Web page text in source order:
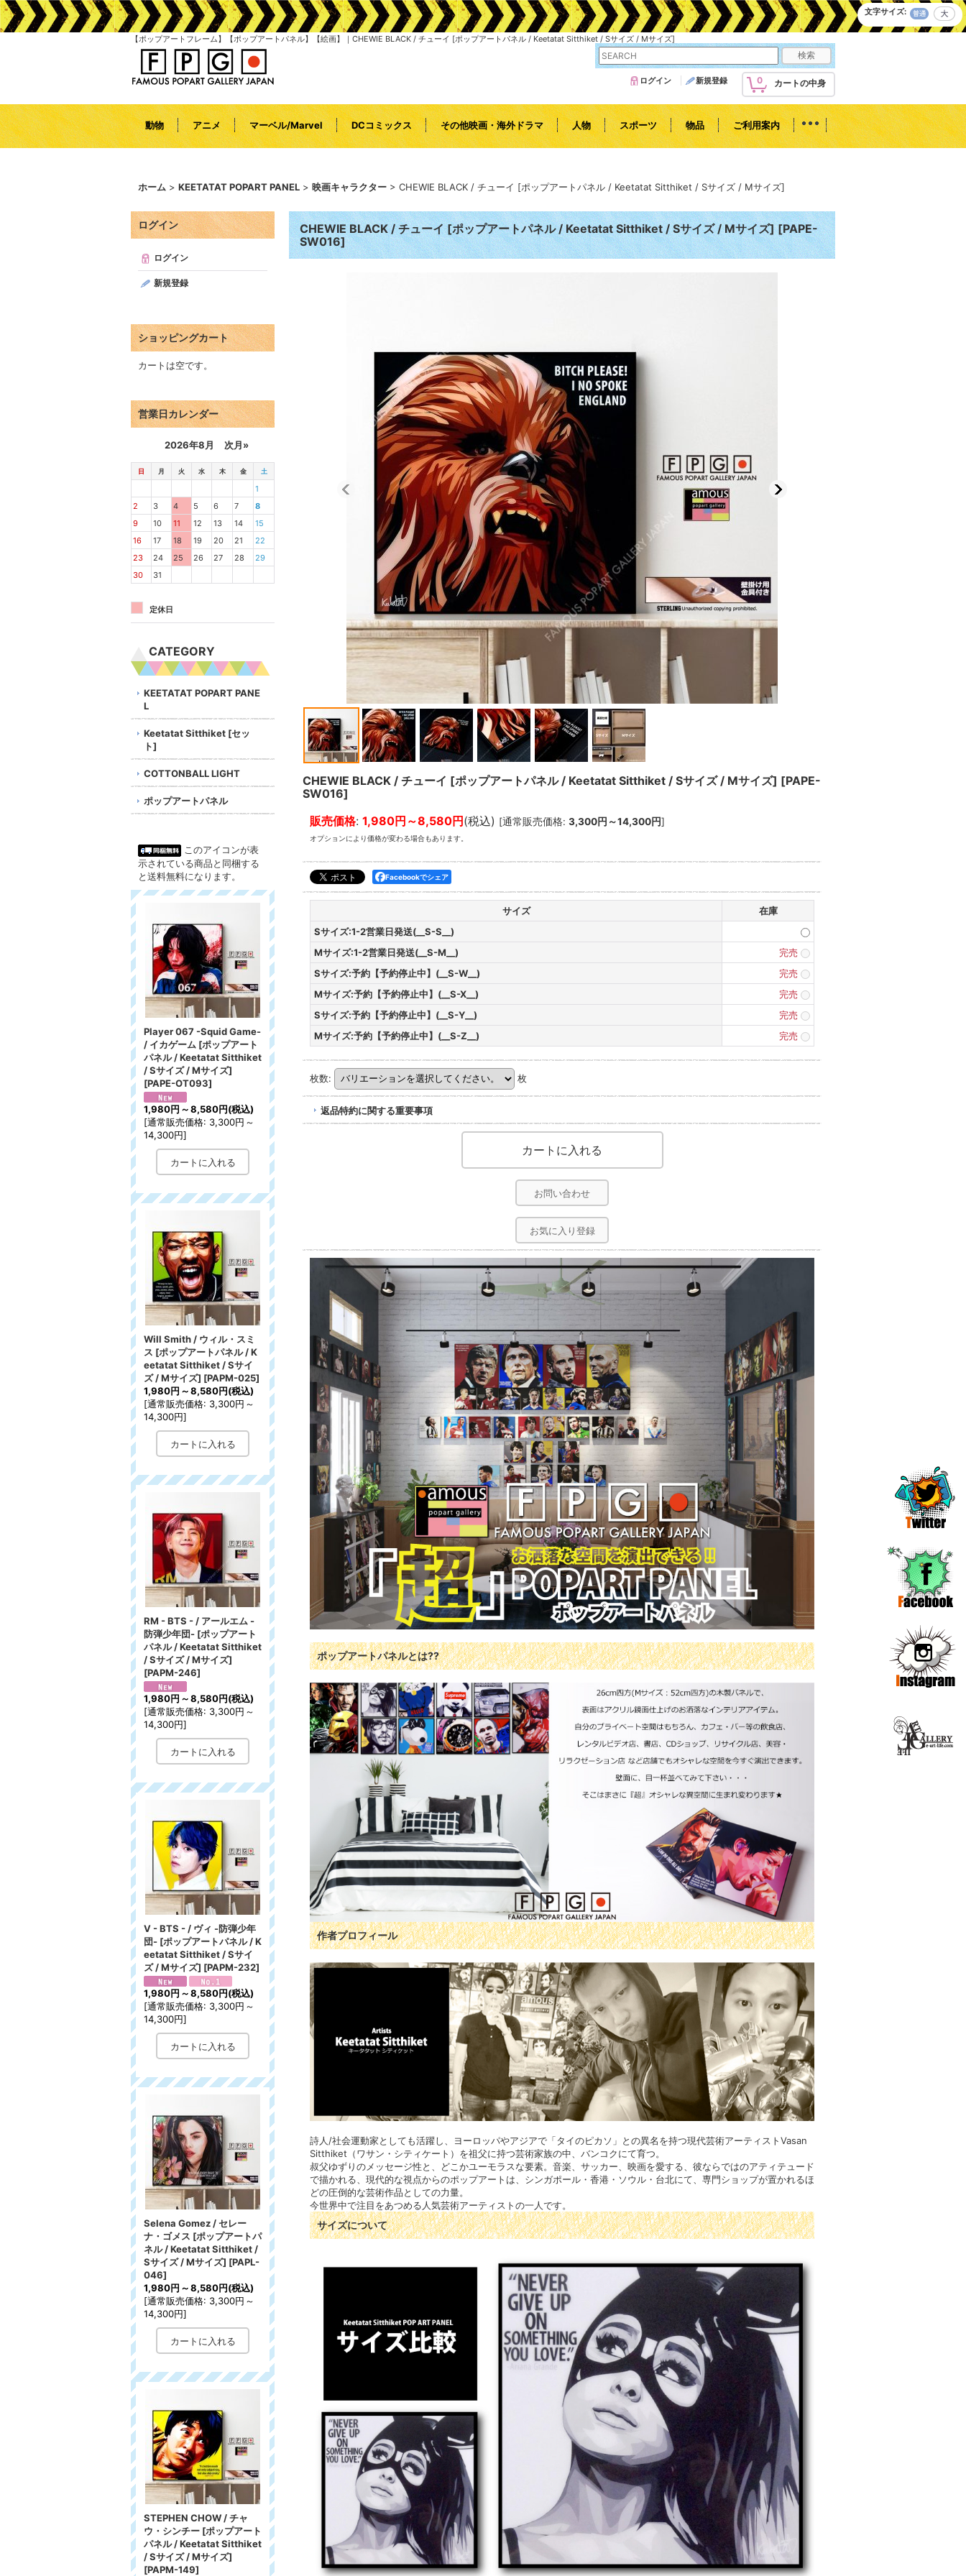
【ポップアートフレーム】【ポップアートパネル】【絵画】｜CHEWIE BLACK / チューイ [ポップアートパネル / Keetatat Sitthiket / Sサイズ / Mサイズ]
文字サイズ:
0 カートの中身
ログイン 新規登録
動物 アニメ マーベル/Marvel DCコミックス その他映画・海外ドラマ 人物 スポーツ 物品 ご利用案内
ホーム > KEETATAT POPART PANEL > 映画キャラクター > CHEWIE BLACK / チューイ [ポップアートパネル / Keetatat Sitthiket / Sサイズ / Mサイズ]
ログイン
ログイン
新規登録
ショッピングカート
カートは空です。
営業日カレンダー
2026年8月 次月»
日 月 火 水 木 金 土
1
2
3 4 5 6 7
8
9
10 11 12 13 14
15
16
17 18 19 20 21
22
23
24 25 26 27 28
29
30
31
定休日
CATEGORY
KEETATAT POPART PANE
L
Keetatat Sitthiket [セッ
ト]
COTTONBALL LIGHT
ポップアートパネル
このアイコンが表
示されている商品と同梱する
と送料無料になります。
Player 067 -Squid Game-
/ イカゲーム [ポップアート
パネル / Keetatat Sitthiket
/ Sサイズ / Mサイズ]
[PAPE-OT093]
1,980円 ～8,580円(税込)
[通常販売価格: 3,300円 ～
14,300円]
Will Smith / ウィル・スミ
ス [ポップアートパネル / K
eetatat Sitthiket / Sサイ
ズ / Mサイズ] [PAPM-025]
1,980円 ～8,580円(税込)
[通常販売価格: 3,300円 ～
14,300円]
RM - BTS - / アールエム -
防弾少年団- [ポップアート
パネル / Keetatat Sitthiket
/ Sサイズ / Mサイズ]
[PAPM-246]
1,980円 ～8,580円(税込)
[通常販売価格: 3,300円 ～
14,300円]
V - BTS - / ヴィ -防弾少年
団- [ポップアートパネル / K
eetatat Sitthiket / Sサイ
ズ / Mサイズ] [PAPM-232]
1,980円 ～8,580円(税込)
[通常販売価格: 3,300円 ～
14,300円]
Selena Gomez / セレー
ナ・ゴメス [ポップアートパ
ネル / Keetatat Sitthiket /
Sサイズ / Mサイズ] [PAPL-
046]
1,980円 ～8,580円(税込)
[通常販売価格: 3,300円 ～
14,300円]
STEPHEN CHOW / チャ
ウ・シンチー [ポップアート
パネル / Keetatat Sitthiket
/ Sサイズ / Mサイズ]
[PAPM-149]
CHEWIE BLACK / チューイ [ポップアートパネル / Keetatat Sitthiket / Sサイズ / Mサイズ] [PAPE-
SW016]
CHEWIE BLACK / チューイ [ポップアートパネル / Keetatat Sitthiket / Sサイズ / Mサイズ] [PAPE-
SW016]
販売価格: 1,980円～8,580円 (税込) [通常販売価格: 3,300円～14,300円]
オプションにより価格が変わる場合もあります。
Facebookでシェア
サイズ
在庫
Sサイズ:1-2営業日発送(__S-S__)
Mサイズ:1-2営業日発送(__S-M__)
完売
Sサイズ:予約【予約停止中】(__S-W__)
完売
Mサイズ:予約【予約停止中】(__S-X__)
完売
Sサイズ:予約【予約停止中】(__S-Y__)
完売
Mサイズ:予約【予約停止中】(__S-Z__)
完売
枚数: 枚
返品特約に関する重要事項
お問い合わせ
お気に入り登録
ポップアートパネルとは??
作者プロフィール
詩人/社会運動家としても活躍し、ヨーロッパやアジアで「タイのピカソ」との異名を持つ現代芸術アーティストVasan
Sitthiket（ワサン・シティケート）を祖父に持つ芸術家族の中、バンコクにて育つ。
叔父ゆずりのメッセージ性と、どこかユーモラスな要素。音楽、サッカー、映画を愛する、彼ならではのアティテュード
で描かれる、現代的な視点からのポップアートは、シンガポール・香港・ソウル・台北にて、専門ショップが置かれるほ
どの圧倒的な芸術作品としての力量。
今世界中で注目をあつめる人気芸術アーティストの一人です。
サイズについて